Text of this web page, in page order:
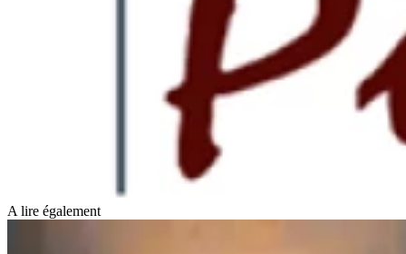
A lire également